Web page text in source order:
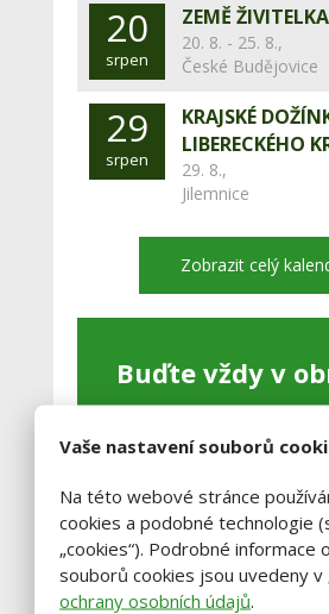
20
srpen
ZEMĚ ŽIVITELKA
20. 8. - 25. 8.,
České Budějovice
29
srpen
KRAJSKÉ
LIBERECKÉHO
29. 8.,
Jilemnice
Zobrazit celý
Buďte vždy v
pošleme výběr těch
Vaše nastavení souborů
Na této webové stránce
cookies a podobné technologie
„cookies“). Podrobné informace
souborů cookies jsou uvedeny v
ochrany osobních údajů.